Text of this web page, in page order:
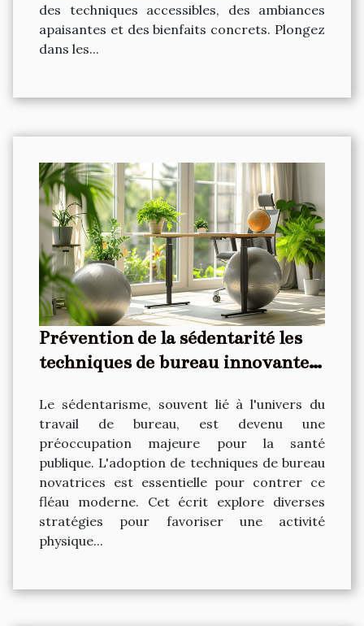
des techniques accessibles, des ambiances
apaisantes et des bienfaits concrets. Plongez
dans les...
Prévention de la sédentarité les
techniques de bureau innovantes
Le sédentarisme, souvent lié à l'univers du
travail de bureau, est devenu une
préoccupation majeure pour la santé
publique. L'adoption de techniques de bureau
novatrices est essentielle pour contrer ce
fléau moderne. Cet écrit explore diverses
stratégies pour favoriser une activité
physique...